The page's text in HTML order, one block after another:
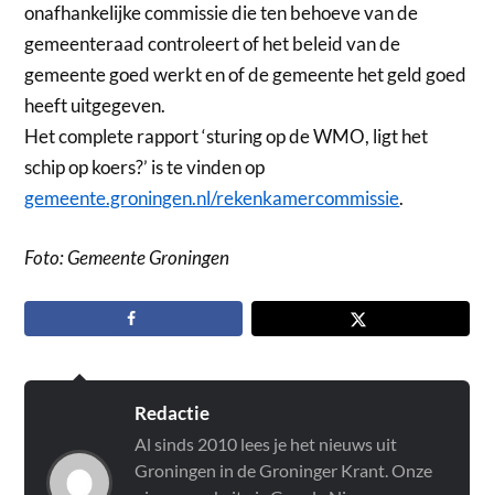
onafhankelijke commissie die ten behoeve van de
gemeenteraad controleert of het beleid van de
gemeente goed werkt en of de gemeente het geld goed
heeft uitgegeven.
Het complete rapport ‘sturing op de WMO, ligt het
schip op koers?’ is te vinden op
gemeente.groningen.nl/rekenkamercommissie.
Foto: Gemeente Groningen
Redactie
Al sinds 2010 lees je het nieuws uit
Groningen in de Groninger Krant. Onze